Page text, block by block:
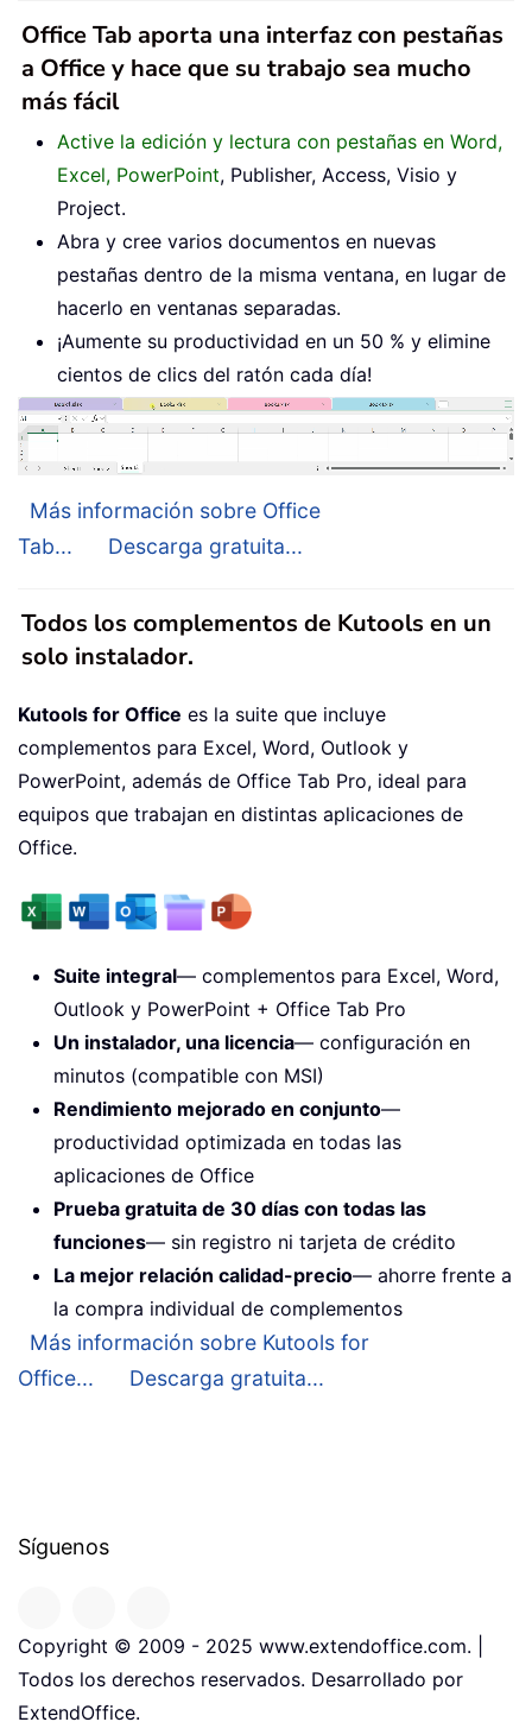
Office Tab aporta una interfaz con pestañas
a Office y hace que su trabajo sea mucho
más fácil
Active la edición y lectura con pestañas en Word,
Excel, PowerPoint, Publisher, Access, Visio y
Project.
Abra y cree varios documentos en nuevas
pestañas dentro de la misma ventana, en lugar de
hacerlo en ventanas separadas.
¡Aumente su productividad en un 50 % y elimine
cientos de clics del ratón cada día!
Más información sobre Office
Tab...
Descarga gratuita...
Todos los complementos de Kutools en un
solo instalador.
Kutools for Office es la suite que incluye
complementos para Excel, Word, Outlook y
PowerPoint, además de Office Tab Pro, ideal para
equipos que trabajan en distintas aplicaciones de
Office.
Suite integral— complementos para Excel, Word,
Outlook y PowerPoint + Office Tab Pro
Un instalador, una licencia— configuración en
minutos (compatible con MSI)
Rendimiento mejorado en conjunto—
productividad optimizada en todas las
aplicaciones de Office
Prueba gratuita de 30 días con todas las
funciones— sin registro ni tarjeta de crédito
La mejor relación calidad-precio— ahorre frente a
la compra individual de complementos
Más información sobre Kutools for
Office...
Descarga gratuita...
Síguenos
Copyright © 2009 - 2025 www.extendoffice.com. |
Todos los derechos reservados. Desarrollado por
ExtendOffice.